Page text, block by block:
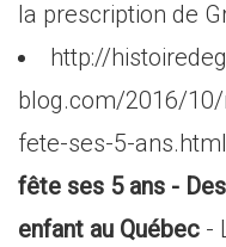
la prescription de
http://
blog.com/2016/
fete-ses-5-ans.html
fête ses 5 ans -
enfant au Québec -